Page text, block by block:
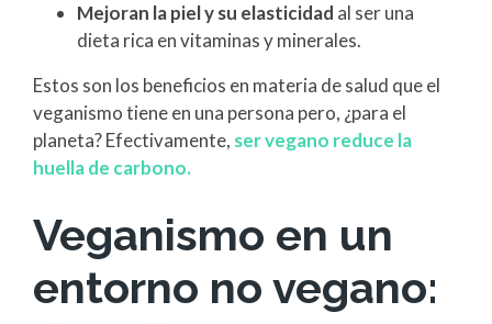
Mejoran la piel y su elasticidad al ser una
dieta rica en vitaminas y minerales.
Estos son los beneficios en materia de salud que el
veganismo tiene en una persona pero, ¿para el
planeta? Efectivamente, ser vegano reduce la
huella de carbono.
Veganismo en un
entorno no vegano: